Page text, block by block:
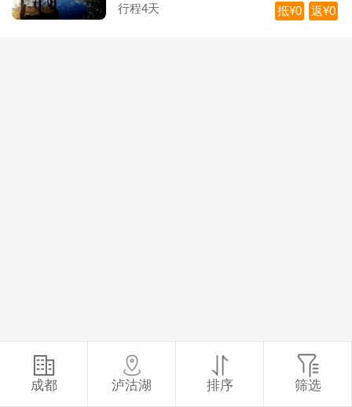
行程4天
返¥0
抵¥0
成都 泸沽湖 排序 筛选